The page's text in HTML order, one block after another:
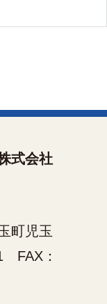
式会社
町児玉
FAX：